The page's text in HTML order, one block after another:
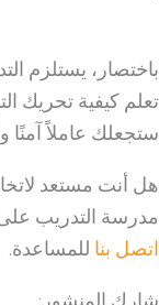
باختصار، يستلزم
تعلم كيفية تحريك
ستجعلك عاملاً آمنًا
هل أنت مستعد
مدرسة التدريب على
اتصل بنا للمساعدة.
شارك المنشور: